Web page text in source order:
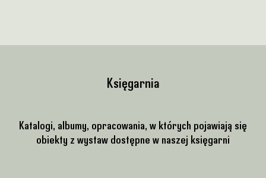
Księgarnia
Katalogi, albumy, opracowania, w których pojawiają się
obiekty z wystaw dostępne w naszej księgarni